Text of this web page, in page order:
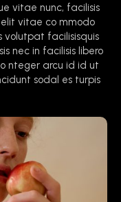
vitae nunc, facilisis
elit vitae co mmodo
volutpat facilisisquis
nec in facilisis libero
nteger arcu id id ut
sodal es turpis